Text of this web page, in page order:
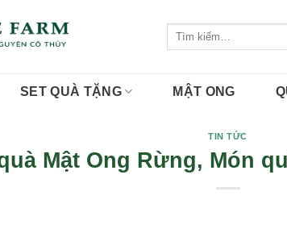
Tìm
SET QUÀ TẶNG MẬT ONG
TIN TỨC
Mật Ong Rừng, Món